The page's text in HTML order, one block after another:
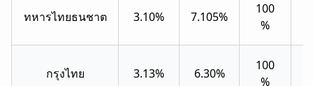
ทหารไทยธนชาต 3.10% 7.105%
100
%
กรุงไทย 3.13% 6.30%
100
%